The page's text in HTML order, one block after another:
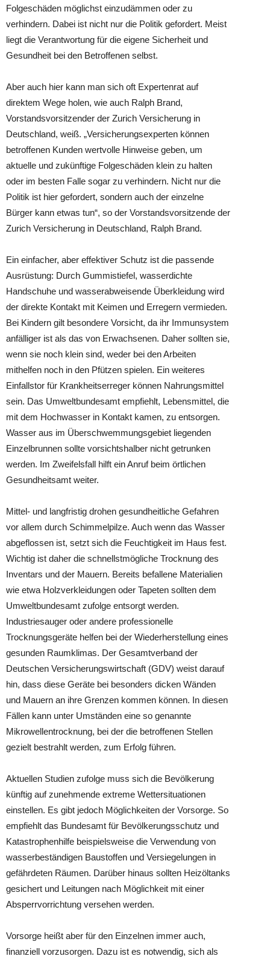
Folgeschäden möglichst einzudämmen oder zu
verhindern. Dabei ist nicht nur die Politik gefordert. Meist
liegt die Verantwortung für die eigene Sicherheit und
Gesundheit bei den Betroffenen selbst.
Aber auch hier kann man sich oft Expertenrat auf
direktem Wege holen, wie auch Ralph Brand,
Vorstandsvorsitzender der Zurich Versicherung in
Deutschland, weiß. „Versicherungsexperten können
betroffenen Kunden wertvolle Hinweise geben, um
aktuelle und zukünftige Folgeschäden klein zu halten
oder im besten Falle sogar zu verhindern. Nicht nur die
Politik ist hier gefordert, sondern auch der einzelne
Bürger kann etwas tun“, so der Vorstandsvorsitzende der
Zurich Versicherung in Deutschland, Ralph Brand.
Ein einfacher, aber effektiver Schutz ist die passende
Ausrüstung: Durch Gummistiefel, wasserdichte
Handschuhe und wasserabweisende Überkleidung wird
der direkte Kontakt mit Keimen und Erregern vermieden.
Bei Kindern gilt besondere Vorsicht, da ihr Immunsystem
anfälliger ist als das von Erwachsenen. Daher sollten sie,
wenn sie noch klein sind, weder bei den Arbeiten
mithelfen noch in den Pfützen spielen. Ein weiteres
Einfallstor für Krankheitserreger können Nahrungsmittel
sein. Das Umweltbundesamt empfiehlt, Lebensmittel, die
mit dem Hochwasser in Kontakt kamen, zu entsorgen.
Wasser aus im Überschwemmungsgebiet liegenden
Einzelbrunnen sollte vorsichtshalber nicht getrunken
werden. Im Zweifelsfall hilft ein Anruf beim örtlichen
Gesundheitsamt weiter.
Mittel- und langfristig drohen gesundheitliche Gefahren
vor allem durch Schimmelpilze. Auch wenn das Wasser
abgeflossen ist, setzt sich die Feuchtigkeit im Haus fest.
Wichtig ist daher die schnellstmögliche Trocknung des
Inventars und der Mauern. Bereits befallene Materialien
wie etwa Holzverkleidungen oder Tapeten sollten dem
Umweltbundesamt zufolge entsorgt werden.
Industriesauger oder andere professionelle
Trocknungsgeräte helfen bei der Wiederherstellung eines
gesunden Raumklimas. Der Gesamtverband der
Deutschen Versicherungswirtschaft (GDV) weist darauf
hin, dass diese Geräte bei besonders dicken Wänden
und Mauern an ihre Grenzen kommen können. In diesen
Fällen kann unter Umständen eine so genannte
Mikrowellentrocknung, bei der die betroffenen Stellen
gezielt bestrahlt werden, zum Erfolg führen.
Aktuellen Studien zufolge muss sich die Bevölkerung
künftig auf zunehmende extreme Wettersituationen
einstellen. Es gibt jedoch Möglichkeiten der Vorsorge. So
empfiehlt das Bundesamt für Bevölkerungsschutz und
Katastrophenhilfe beispielsweise die Verwendung von
wasserbeständigen Baustoffen und Versiegelungen in
gefährdeten Räumen. Darüber hinaus sollten Heizöltanks
gesichert und Leitungen nach Möglichkeit mit einer
Absperrvorrichtung versehen werden.
Vorsorge heißt aber für den Einzelnen immer auch,
finanziell vorzusorgen. Dazu ist es notwendig, sich als